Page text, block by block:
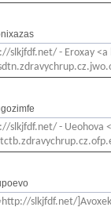
slkjfdf.net/ - Eroxay
slkjfdf.net/ - Ueohova
slkjfdf.net/